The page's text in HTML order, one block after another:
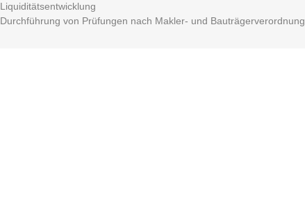
Liquiditätsentwicklung
Durchführung von Prüfungen nach Makler- und Bauträgerverordnung